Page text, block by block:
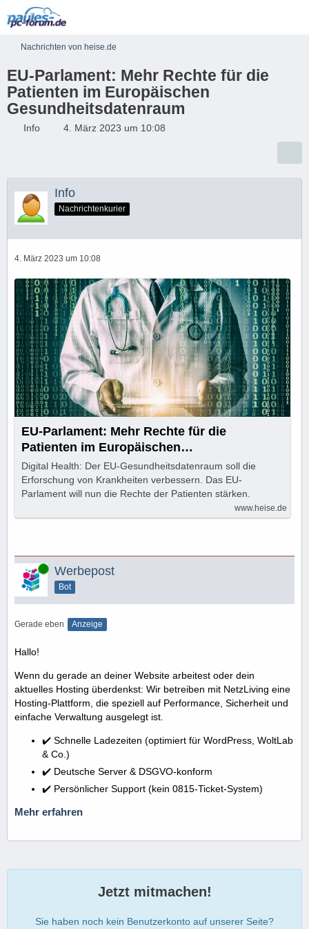
Nachrichten von heise.de
EU-Parlament: Mehr Rechte für die
Patienten im Europäischen
Gesundheitsdatenraum
Info 4. März 2023 um 10:08
Info
Nachrichtenkurier
4. März 2023 um 10:08
EU-Parlament: Mehr Rechte für die
Patienten im Europäischen
Gesundheitsdatenraum
Digital Health: Der EU-Gesundheitsdatenraum soll die
Erforschung von Krankheiten verbessern. Das EU-
Parlament will nun die Rechte der Patienten stärken.
www.heise.de
Online Werbepost
Bot
Gerade eben Anzeige
Hallo!
Wenn du gerade an deiner Website arbeitest oder dein
aktuelles Hosting überdenkst: Wir betreiben mit NetzLiving eine
Hosting-Plattform, die speziell auf Performance, Sicherheit und
einfache Verwaltung ausgelegt ist.
✔️ Schnelle Ladezeiten (optimiert für WordPress, WoltLab
& Co.)
✔️ Deutsche Server & DSGVO-konform
✔️ Persönlicher Support (kein 0815-Ticket-System)
Mehr erfahren
Jetzt mitmachen!
Sie haben noch kein Benutzerkonto auf unserer Seite?